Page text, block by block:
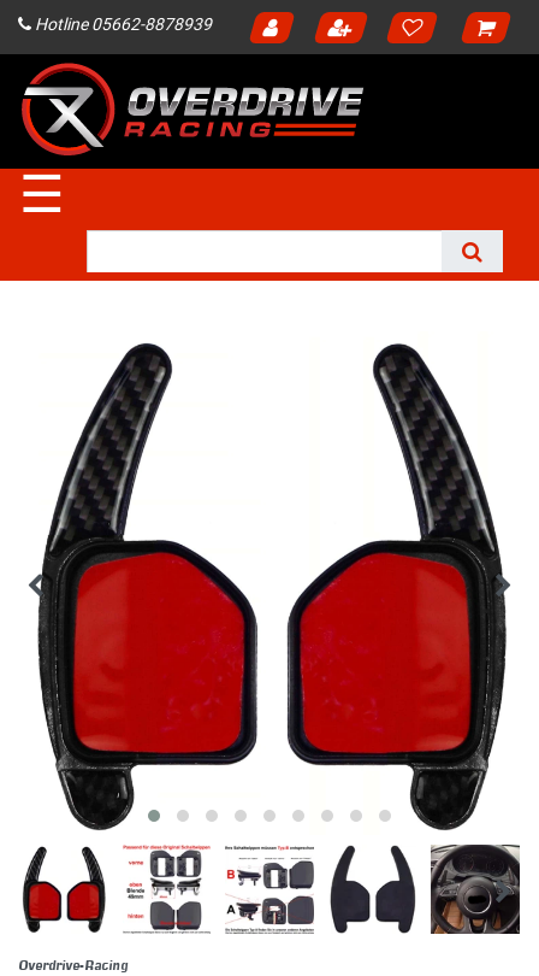
Hotline 05662-8878939
☰
Overdrive-Racing